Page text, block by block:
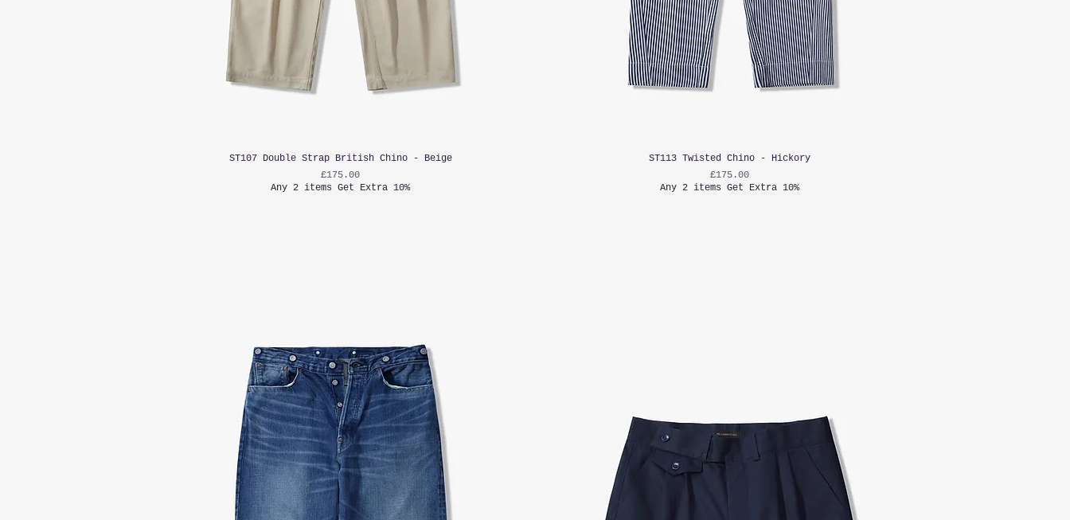
ST107 Double Strap British Chino - Beige
가격
£175.00
Any 2 items Get Extra 10%
ST113 Twisted Chino - Hickory
가격
£175.00
Any 2 items Get Extra 10%